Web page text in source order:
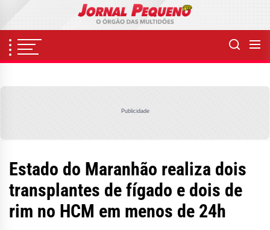
content
Publicidade
Estado do Maranhão realiza dois
transplantes de fígado e dois de
rim no HCM em menos de 24h